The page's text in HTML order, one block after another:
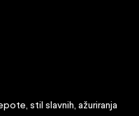
stil slavnih, ažuriranja